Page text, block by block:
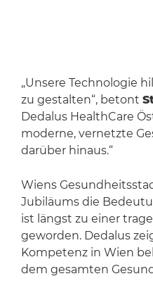
„Unsere Technologie
zu gestalten“, betont
Dedalus HealthCare
moderne, vernetzte
darüber hinaus.“
Wiens
Jubiläums die
ist längst zu einer
geworden. Dedalus
Kompetenz in Wien
dem gesamten